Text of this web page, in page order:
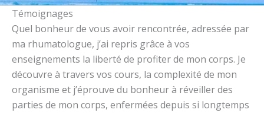
Témoignages
Quel bonheur de vous avoir rencontrée, adressée par
ma rhumatologue, j’ai repris grâce à vos
enseignements la liberté de profiter de mon corps. Je
découvre à travers vos cours, la complexité de mon
organisme et j’éprouve du bonheur à réveiller des
parties de mon corps, enfermées depuis si longtemps